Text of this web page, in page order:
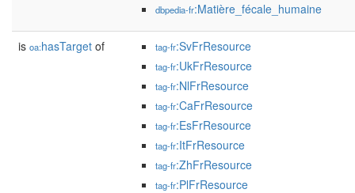
dbpedia-fr:Matière_fécale_humaine
is oa:hasTarget of tag-fr:SvFrResource
tag-fr:UkFrResource
tag-fr:NlFrResource
tag-fr:CaFrResource
tag-fr:EsFrResource
tag-fr:ItFrResource
tag-fr:ZhFrResource
tag-fr:PlFrResource